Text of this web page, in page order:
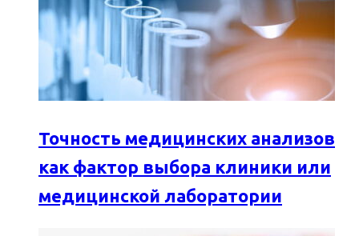
Точность медицинских анализов
как фактор выбора клиники или
медицинской лаборатории